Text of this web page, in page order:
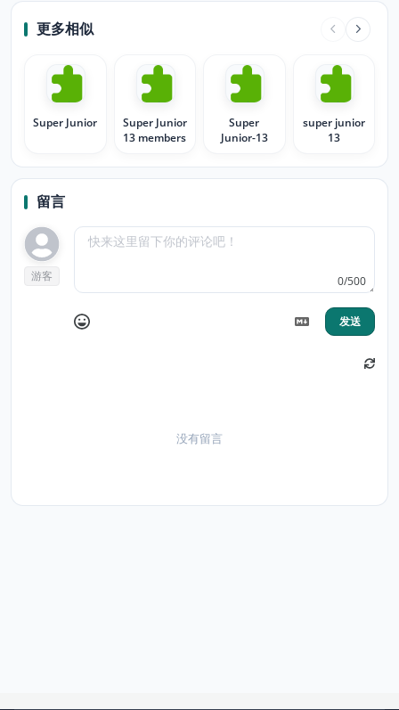
更多相似
Super Junior
Super Junior
13 members
Super
Junior-13
super junior
13
留言
游客 0/500
发送
没有留言